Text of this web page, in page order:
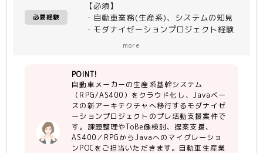
行する 大規模モダナイゼーションプロ
ジェクト。
（一部機能はERP（SAP）へ移行。部品
ン実装、
テスト、移行・保守まで）を一気通貫で
支援予定。
＜作業内容＞
・商談支援（課題可視化／モダナイ方針
策定／提案書執筆）
必要経験
【必須】
・自動車業務(生産系)、システムの知見
・モダナイゼーションプロジェクト経験
・英語でのコミュニケーション
・大手ベンダー開発プロセス経験
・AWS・Oracleの認定資格
more
POINT!
自動車メーカーの生産系基幹システム
（RPG/AS400）をクラウド化し、Javaベー
スの新アーキテクチャへ移行するモダナイゼ
ーションプロジェクトのプレ活動支援案件で
す。課題整理やToBe像検討、提案支援、
AS400／RPGからJavaへのマイグレーショ
ンPOCをご担当いただきます。自動車生産業